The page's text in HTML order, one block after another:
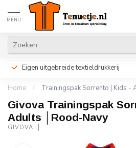
MENU
Eigen uitgebreide textieldrukkerij
Home / Trainingspak Sorrento | Kids -
Givova Trainingspak
Adults │Rood-Navy
GIVOVA